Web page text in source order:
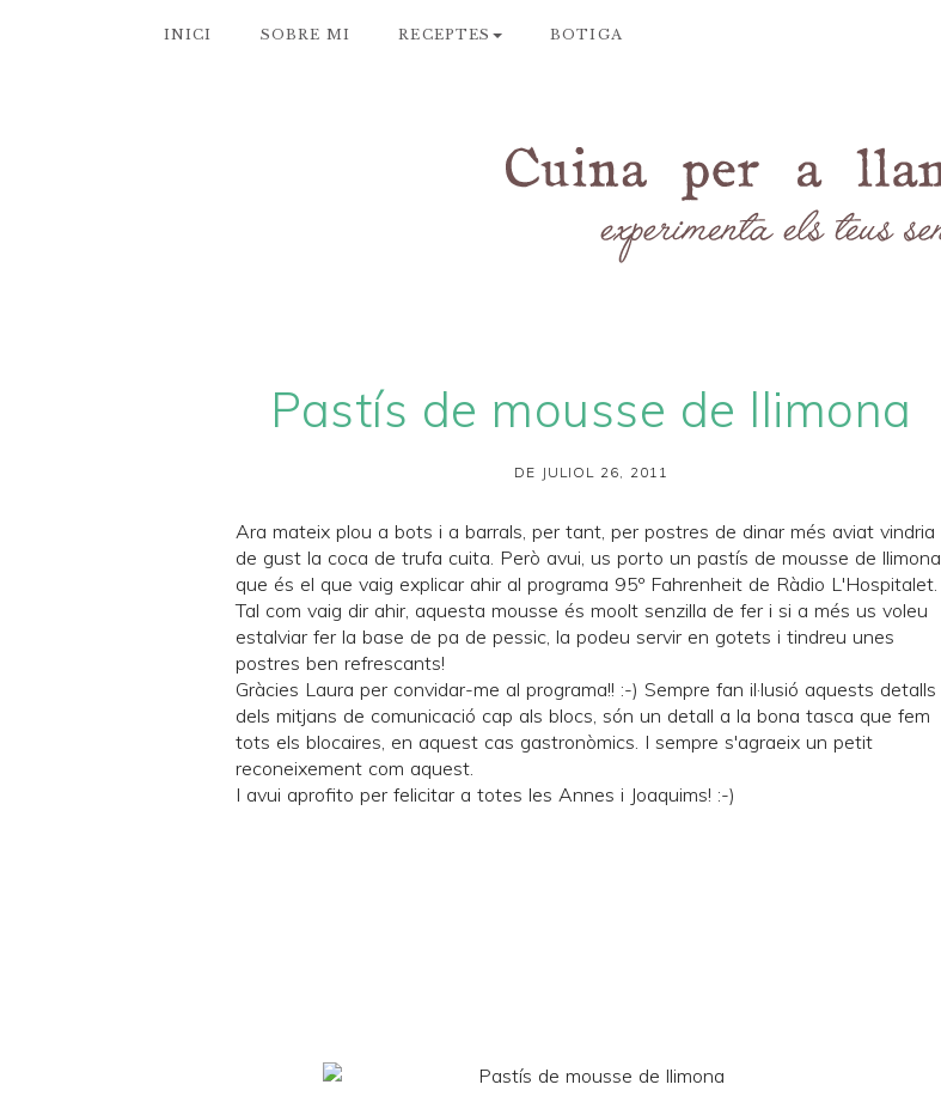
INICI SOBRE MI RECEPTES BOTIGA
Pastís de mousse de llimona
DE JULIOL 26, 2011
Ara mateix plou a bots i a barrals, per tant, per postres de dinar més aviat vindria
de gust la coca de trufa cuita. Però avui, us porto un pastís de mousse de llimona
que és el que vaig explicar ahir al programa 95º Fahrenheit de Ràdio L'Hospitalet.
Tal com vaig dir ahir, aquesta mousse és moolt senzilla de fer i si a més us voleu
estalviar fer la base de pa de pessic, la podeu servir en gotets i tindreu unes
postres ben refrescants!
Gràcies Laura per convidar-me al programa!! :-) Sempre fan il·lusió aquests detalls
dels mitjans de comunicació cap als blocs, són un detall a la bona tasca que fem
tots els blocaires, en aquest cas gastronòmics. I sempre s'agraeix un petit
reconeixement com aquest.
I avui aprofito per felicitar a totes les Annes i Joaquims! :-)